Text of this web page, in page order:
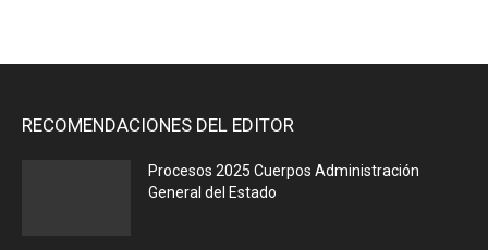
RECOMENDACIONES DEL EDITOR
Procesos 2025 Cuerpos Administración
General del Estado